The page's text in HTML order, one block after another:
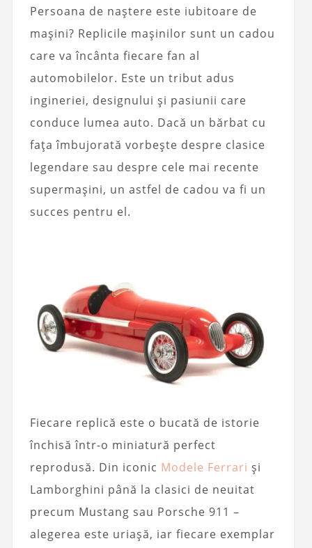
Persoana de naștere este iubitoare de
mașini? Replicile mașinilor sunt un cadou
care va încânta fiecare fan al
automobilelor. Este un tribut adus
ingineriei, designului și pasiunii care
conduce lumea auto. Dacă un bărbat cu
fața îmbujorată vorbește despre clasice
legendare sau despre cele mai recente
supermașini, un astfel de cadou va fi un
succes pentru el.
Fiecare replică este o bucată de istorie
închisă într-o miniatură perfect
reprodusă. Din iconic Modele Ferrari și
Lamborghini până la clasici de neuitat
precum Mustang sau Porsche 911 –
alegerea este uriașă, iar fiecare exemplar